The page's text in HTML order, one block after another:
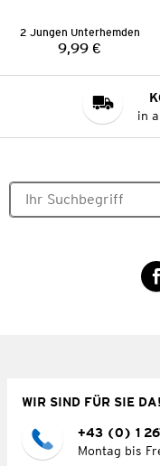
2 Jungen Unterhemden
Preis:
9,99 €
in
WIR SIND FÜR SIE DA!
+43 (0) 1
Montag bis